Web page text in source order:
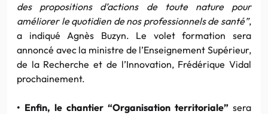
des propositions d’actions de toute nature pour
améliorer le quotidien de nos professionnels de santé”,
a indiqué Agnès Buzyn. Le volet formation sera
annoncé avec la ministre de l’Enseignement Supérieur,
de la Recherche et de l’Innovation, Frédérique Vidal
prochainement.
• Enfin, le chantier “Organisation territoriale” sera